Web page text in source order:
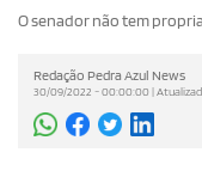
O senador não tem
Redação Pedra Azul News
30/09/2022 - 00:00:00 |